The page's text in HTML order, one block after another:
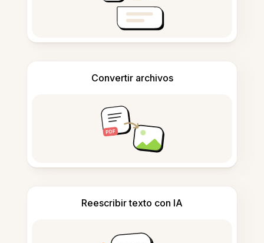
Convertir archivos
Reescribir texto con IA